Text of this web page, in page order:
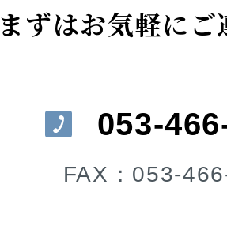
まずはお気軽に
053-
FAX：053-